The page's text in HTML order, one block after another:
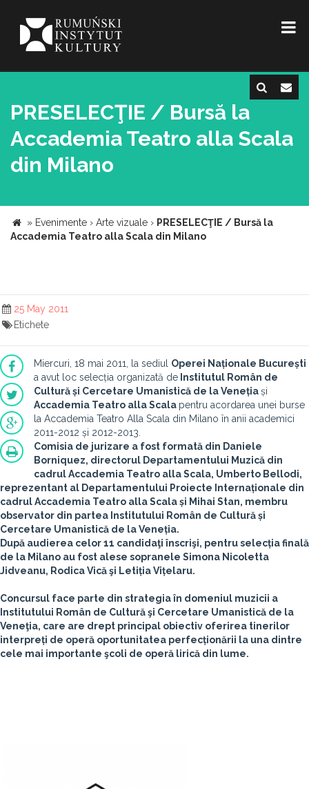
PRESELECŢIE / Bursă la
Accademia Teatro alla Scala
din Milano
» Evenimente › Arte vizuale › PRESELECŢIE / Bursă la
Accademia Teatro alla Scala din Milano
25 May 2011
Etichete
Miercuri, 18 mai 2011, la sediul Operei Naționale București
a avut loc selecția organizată de Institutul Român de
Cultură și Cercetare Umanistică de la Venețiași
Accademia Teatro alla Scala pentru acordarea unei burse
la Accademia Teatro Alla Scala din Milano în anii academici
2011-2012 și 2012-2013.
Comisia de jurizare a fost formată din Daniele
Borniquez, directorul Departamentului Muzică din
cadrul Accademia Teatro alla Scala, Umberto Bellodi,
reprezentant al Departamentului Proiecte Internaționale din
cadrul Accademia Teatro alla Scala și Mihai Stan, membru
observator din partea Institutului Român de Cultură și
Cercetare Umanistică de la Veneția.
După audierea celor 11 candidaţi înscrişi, pentru selecția finală
de la Milano au fost alese sopranele Simona Nicoletta
Jidveanu, Rodica Vică şi Letiția Vițelaru.
Concursul face parte din strategia în domeniul muzicii a
Institutului Român de Cultură şi Cercetare Umanistică de la
Veneţia, care are drept principal obiectiv oferirea tinerilor
interpreți de operă oportunitatea perfecționării la una dintre
cele mai importante şcoli de operă lirică din lume.